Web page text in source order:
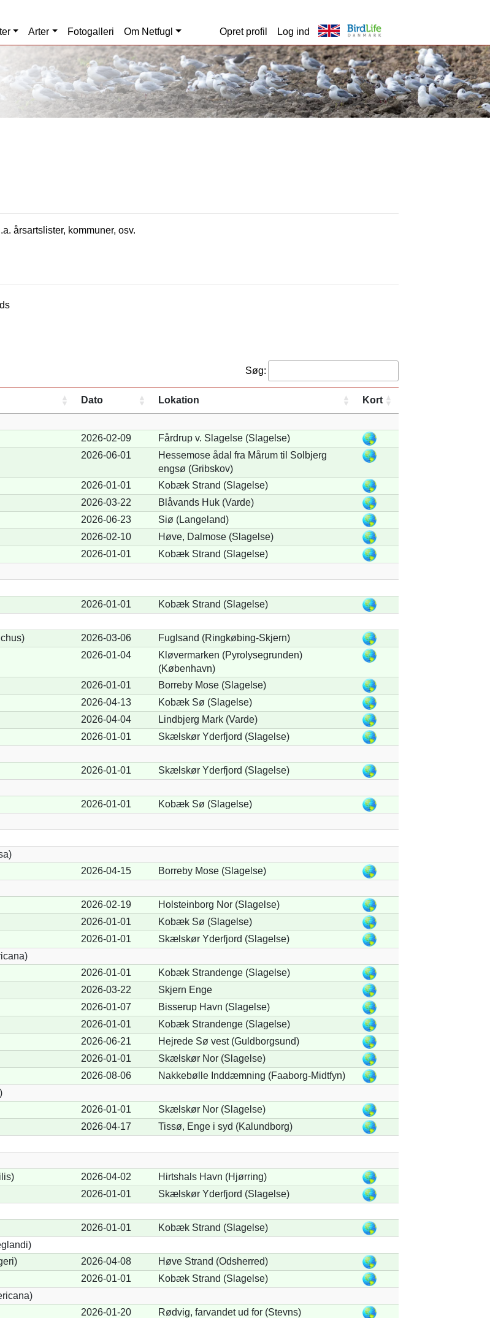
Arter Fotogalleri Om Netfugl Opret profil Log ind
årsartslister, kommuner, osv.
Søg:
Dato Lokation Kort
2026-02-09
Fårdrup v. Slagelse (Slagelse)
2026-06-01
Hessemose ådal fra Mårum til Solbjerg
engsø (Gribskov)
2026-01-01
Kobæk Strand (Slagelse)
2026-03-22
Blåvands Huk (Varde)
2026-06-23
Siø (Langeland)
2026-02-10
Høve, Dalmose (Slagelse)
2026-01-01
Kobæk Strand (Slagelse)
2026-01-01
Kobæk Strand (Slagelse)
2026-03-06
Fuglsand (Ringkøbing-Skjern)
2026-01-04
Kløvermarken (Pyrolysegrunden)
(København)
2026-01-01
Borreby Mose (Slagelse)
2026-04-13
Kobæk Sø (Slagelse)
2026-04-04
Lindbjerg Mark (Varde)
2026-01-01
Skælskør Yderfjord (Slagelse)
2026-01-01
Skælskør Yderfjord (Slagelse)
2026-01-01
Kobæk Sø (Slagelse)
2026-04-15
Borreby Mose (Slagelse)
2026-02-19
Holsteinborg Nor (Slagelse)
2026-01-01
Kobæk Sø (Slagelse)
2026-01-01
Skælskør Yderfjord (Slagelse)
2026-01-01
Kobæk Strandenge (Slagelse)
2026-03-22
Skjern Enge
2026-01-07
Bisserup Havn (Slagelse)
2026-01-01
Kobæk Strandenge (Slagelse)
2026-06-21
Hejrede Sø vest (Guldborgsund)
2026-01-01
Skælskør Nor (Slagelse)
2026-08-06
Nakkebølle Inddæmning (Faaborg-Midtfyn)
2026-01-01
Skælskør Nor (Slagelse)
2026-04-17
Tissø, Enge i syd (Kalundborg)
2026-04-02
Hirtshals Havn (Hjørring)
2026-01-01
Skælskør Yderfjord (Slagelse)
2026-01-01
Kobæk Strand (Slagelse)
2026-04-08
Høve Strand (Odsherred)
2026-01-01
Kobæk Strand (Slagelse)
2026-01-20
Rødvig, farvandet ud for (Stevns)